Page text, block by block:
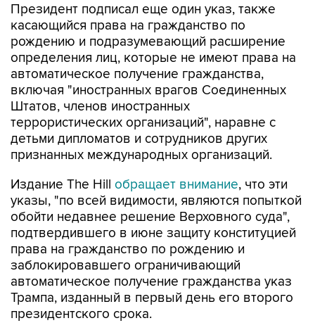
Президент подписал еще один указ, также
касающийся права на гражданство по
рождению и подразумевающий расширение
определения лиц, которые не имеют права на
автоматическое получение гражданства,
включая "иностранных врагов Соединенных
Штатов, членов иностранных
террористических организаций", наравне с
детьми дипломатов и сотрудников других
признанных международных организаций.
Издание The Hill обращает внимание, что эти
указы, "по всей видимости, являются попыткой
обойти недавнее решение Верховного суда",
подтвердившего в июне защиту конституцией
права на гражданство по рождению и
заблокировавшего ограничивающий
автоматическое получение гражданства указ
Трампа, изданный в первый день его второго
президентского срока.